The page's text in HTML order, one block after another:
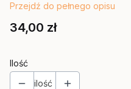
Przejdź do pełnego opisu
Cena
34,00 zł
Ilość
ilość